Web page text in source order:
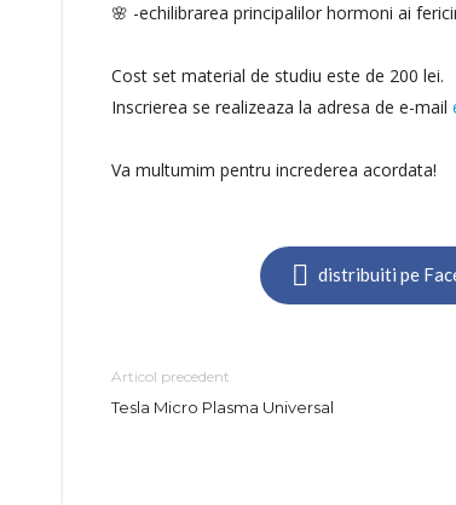
🌸 -echilibrarea principalilor hormoni ai
Cost set material de studiu este de 200 lei.
Inscrierea se realizeaza la adresa de e-mail
Va multumim pentru increderea acordata!
distribuiti pe
Articol precedent
Tesla Micro Plasma Universal